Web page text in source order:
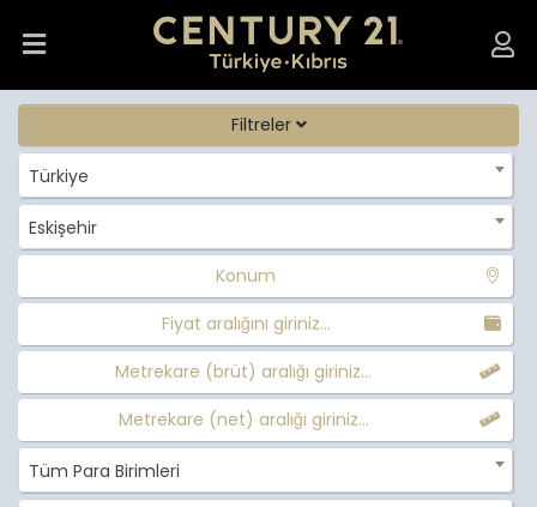
Filtreler
Türkiye
Eskişehir
Konum
Fiyat aralığını giriniz...
Metrekare (brüt) aralığı giriniz...
Metrekare (net) aralığı giriniz...
Tüm Para Birimleri